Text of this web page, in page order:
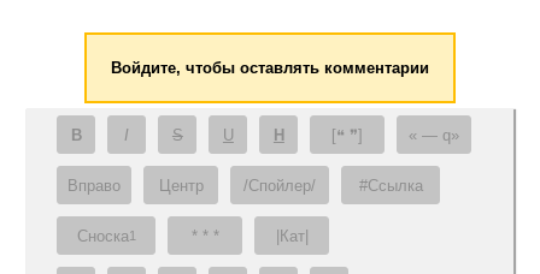
Войдите, чтобы оставлять комментарии
B I S U H [❝ ❞] — q
Вправо Центр /Спойлер/ #Ссылка
Сноска1 * * * |Кат|